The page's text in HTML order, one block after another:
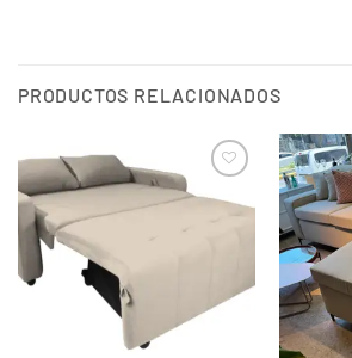
PRODUCTOS RELACIONADOS